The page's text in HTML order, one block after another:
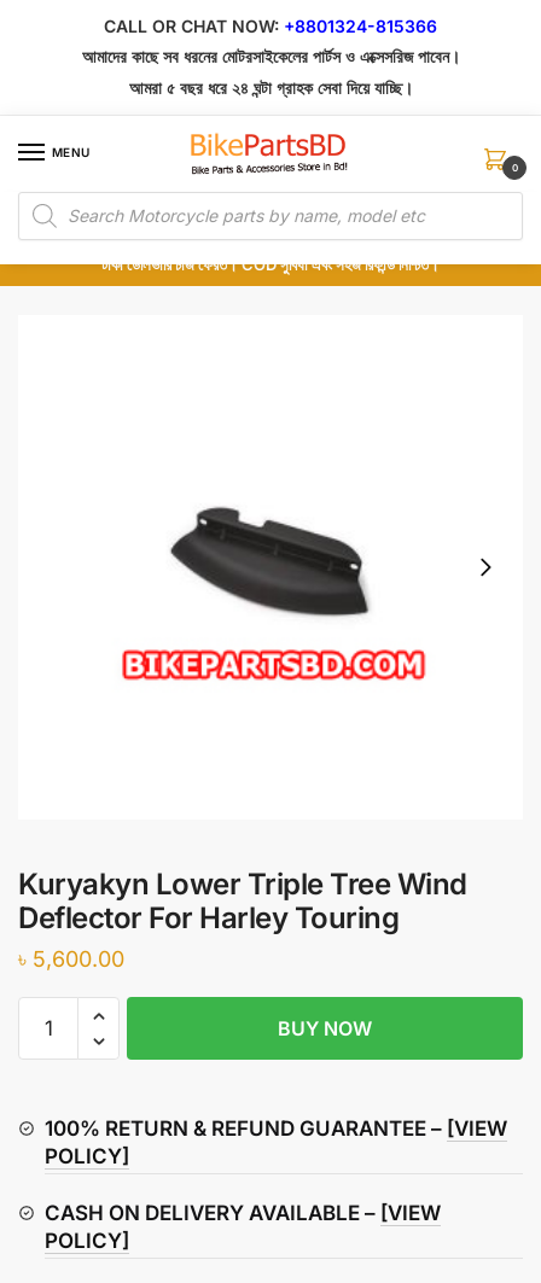
CALL OR CHAT NOW: +8801324-815366
আমাদের কাছে সব ধরনের মোটরসাইকেলের পার্টস ও এক্সেসরিজ পাবেন।
আমরা ৫ বছর ধরে ২৪ ঘন্টা গ্রাহক সেবা দিয়ে যাচ্ছি।
MENU
Products
search
0
১০০% অরিজিনাল পার্টস – শোরুম থেকে সরাসরি সংগ্রহ এবং শুধুমাত্র কুরিয়ার সার্ভিসে ডেলিভারি।
অর্ডার করার পর পার্টের ছবি দেখুন। পছন্দ হলে Cash on Delivery দিন, না হলে ৫ মিনিটে ১৯৯
টাকা ডেলিভারি চার্জ ফেরত। COD সুবিধা এবং সহজ রিফান্ড নিশ্চিত।
Kuryakyn Lower Triple Tree Wind
Deflector For Harley Touring
৳ 5,600.00
Lower
Wind
Deflector
Harley
Touring
BUY NOW
100% RETURN & REFUND GUARANTEE – [VIEW
POLICY]
CASH ON DELIVERY AVAILABLE – [VIEW
POLICY]